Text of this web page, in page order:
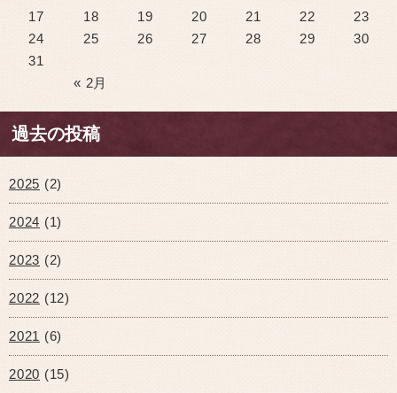
« 2月
17
18 19 20 21 22
23
24
25 26 27 28 29
30
31
過去の投稿
2025 (2)
2024 (1)
2023 (2)
2022 (12)
2021 (6)
2020 (15)